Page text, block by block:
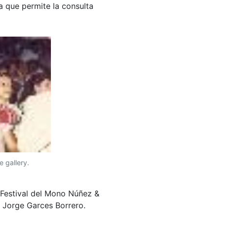
que permite la consulta
gallery.
del Mono Núñez &
Garces Borrero.